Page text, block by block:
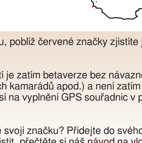
poblíž červené značky
je zatím betaverze bez
kamarádů apod.) a není
na vyplnění GPS souřadnic v
svoji značku? Přidejte do